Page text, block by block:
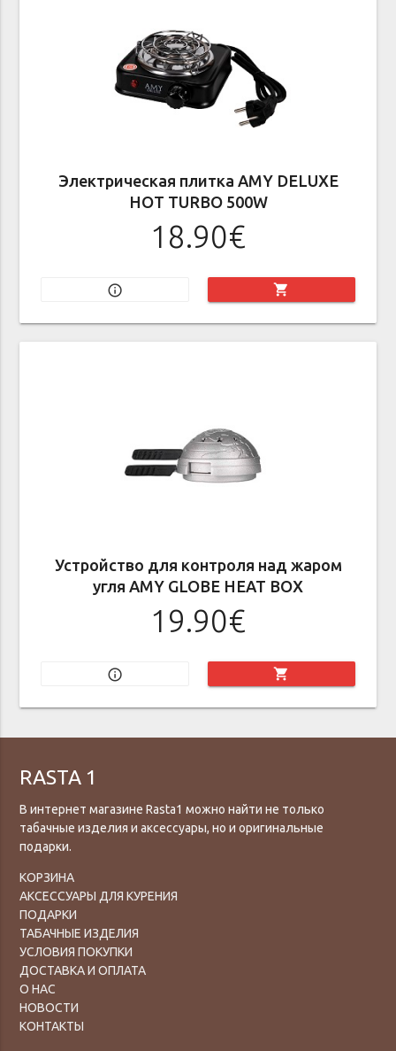
Электрическая плитка AMY DELUXE
HOT TURBO 500W
18.90€
info_outline shopping_cart
Устройство для контроля над жаром
угля AMY GLOBE HEAT BOX
19.90€
info_outline shopping_cart
RASTA 1
В интернет магазине Rasta1 можно найти не только
табачные изделия и аксессуары, но и оригинальные
подарки.
КОРЗИНА
АКСЕССУАРЫ ДЛЯ КУРЕНИЯ
ПОДАРКИ
ТАБАЧНЫЕ ИЗДЕЛИЯ
УСЛОВИЯ ПОКУПКИ
ДОСТАВКА И ОПЛАТА
О НАС
НОВОСТИ
КОНТАКТЫ